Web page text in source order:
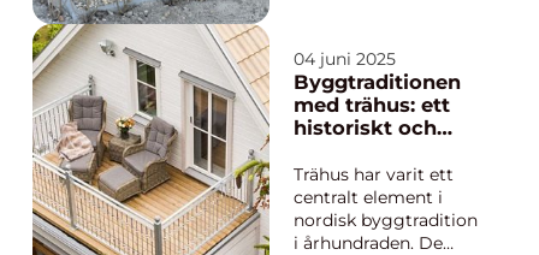
lösningar för
uppvärmning av
bostäder. En av de
mest populära
marknaden är vär...
04 juni 2025
Byggtraditionen
med trähus: ett
historiskt och
Trähus har varit ett
centralt element i
nordisk byggtradition
i århundraden. De